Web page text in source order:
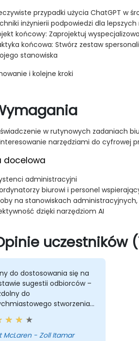
przypadki użycia ChatGPT w
inżynierii podpowiedzi dla
końcowy: Zaprojektuj
końcowa: Stwórz zestaw
stanowiska
i kolejne kroki
w rutynowych zadaniach
narzędziami do cyfrowej
docelowa
administracyjni
biurowi i personel
na stanowiskach
dzięki narzędziom AI
uczestników
do dostosowania się na
sugestii odbiorców –
do
stworzenia
scenariusza
AI.
McLaren - Zoll Itamar